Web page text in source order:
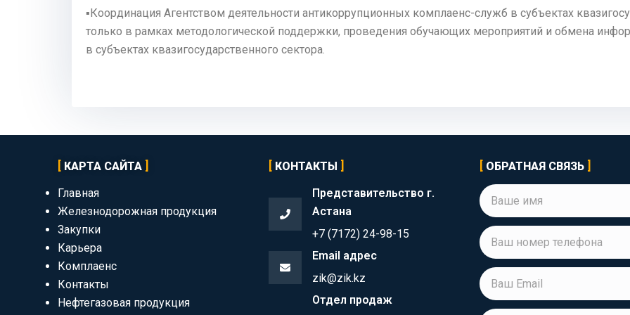
▪️Координация Агентством деятельности антикоррупционных комплаенс-служб в субъектах
только в рамках методологической поддержки, проведения обучающих мероприятий и обмена
в субъектах квазигосударственного сектора.
КАРТА САЙТА
Главная
Железнодорожная продукция
Закупки
Карьера
Комплаенс
Контакты
Нефтегазовая продукция
КОНТАКТЫ
Представительство г.
Астана
+7 (7172) 24-98-15
Email адрес
zik@zik.kz
Отдел продаж
ОБРАТНАЯ СВЯЗЬ